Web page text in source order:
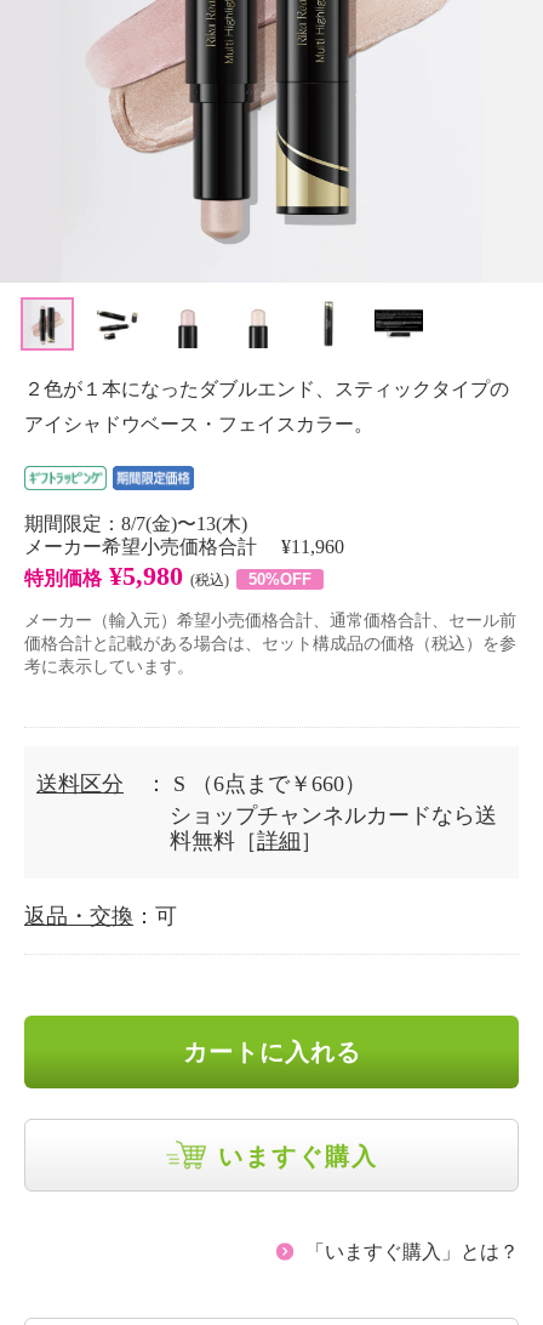
２色が１本になったダブルエンド、スティックタイプの
アイシャドウベース・フェイスカラー。
期間限定：8/7(金)〜13(木)
メーカー希望小売価格合計 ¥11,960
特別価格 ¥5,980 (税込) 50%OFF
メーカー（輸入元）希望小売価格合計、通常価格合計、セール前
価格合計と記載がある場合は、セット構成品の価格（税込）を参
考に表示しています。
送料区分 ： S
（6点まで￥660）
ショップチャンネルカードなら送
料無料［詳細 ］
返品・交換 ：可
カートに入れる
いますぐ購入
「いますぐ購入」とは？